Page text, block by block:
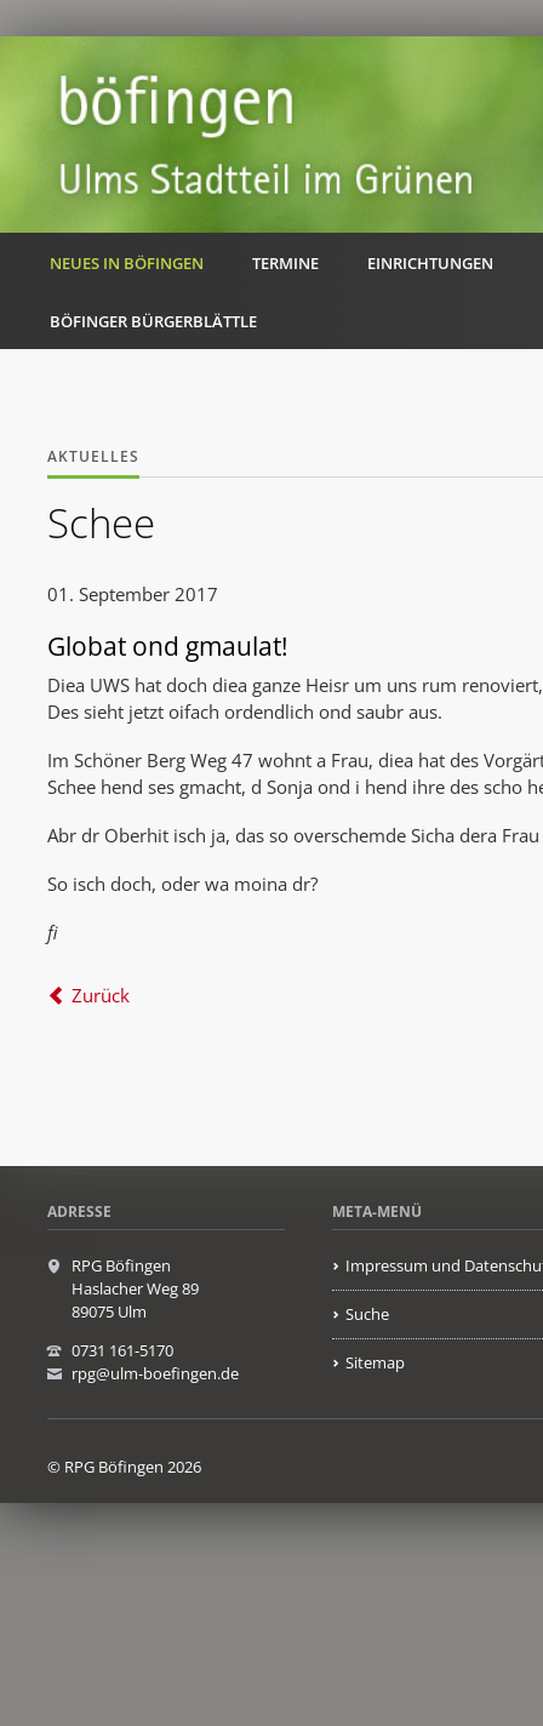
NEUES IN BÖFINGEN TERMINE EINRICHTUNGEN
BÖFINGER BÜRGERBLÄTTLE
AKTUELLES
Schee
01. September 2017
Globat ond gmaulat!
Diea UWS hat doch diea ganze Heisr um uns rum
Des sieht jetzt oifach ordendlich ond saubr aus.
Im Schöner Berg Weg 47 wohnt a Frau, diea hat des
Schee hend ses gmacht, d Sonja ond i hend ihre des scho
Abr dr Oberhit isch ja, das so overschemde Sicha dera
So isch doch, oder wa moina dr?
fi
Zurück
ADRESSE
RPG Böfingen
Haslacher Weg 89
89075 Ulm
0731 161-5170
rpg@ulm-boefingen.de
META-MENÜ
Impressum und
Suche
Sitemap
© RPG Böfingen 2026